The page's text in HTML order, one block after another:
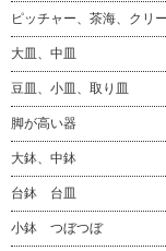
ピッチャー、茶海、クリ
大皿、中皿
豆皿、小皿、取り皿
脚が高い器
大鉢、中鉢
台鉢 台皿
小鉢 つぼつぼ